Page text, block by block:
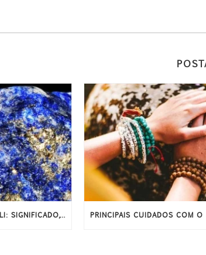
PEDRA LÁPIS LAZULI: SIGNIFICADO, HISTÓRIA E PROPRIEDADES ENERGÉTICAS